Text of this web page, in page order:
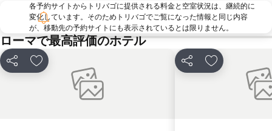
Spagna Metro Station
Flaminio
Via Nazionale
Autostazione Tiburtina
Roma Ostiense Railway Station
Cavour Metro Station
Cipro Metro Station
Repubblica - Teatro dell'Opera Metro Station
Castro Pretorio
各予約サイトからトリバゴに提供される料金と空室状況は、継続的に
変化しています。そのためトリバゴでご覧になった情報と同じ内容
が、移動先の予約サイトにも表示されているとは限りません。
ローマで最高評価のホテル
シェア お気に入りに追加 シェア お気に入りに